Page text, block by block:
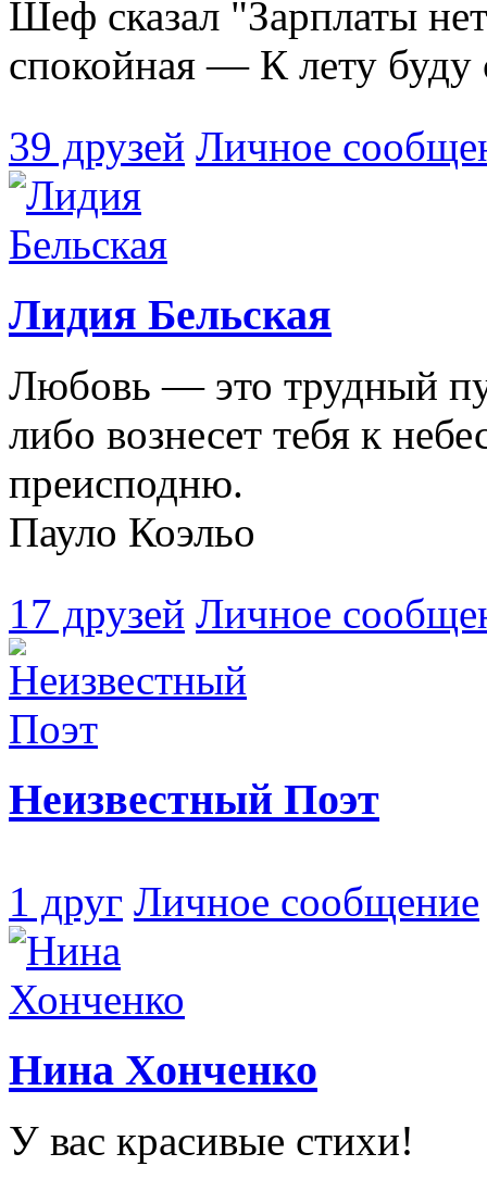
Шеф сказал "Зарплаты
спокойная — К лету буду
39 друзей Личное
Лидия Бельская
Любовь — это трудный
либо вознесет тебя к
преисподню.
Пауло Коэльо
17 друзей Личное
Неизвестный Поэт
1 друг Личное сообщение
Нина Хонченко
У вас красивые стихи!